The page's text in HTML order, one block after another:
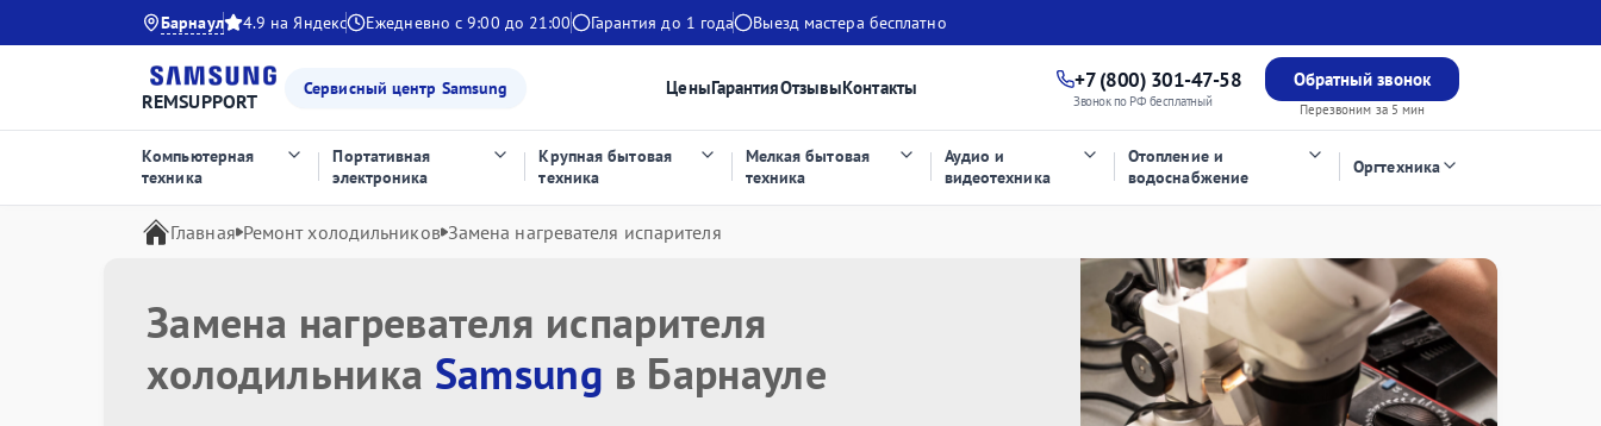
Барнаул 4.9 на Яндекс Ежедневно с 9:00 до 21:00 Гарантия до 1 года Выезд мастера бесплатно
REMSUPPORT
Сервисный центр Samsung ЦеныГарантияОтзывыКонтакты +7 (800) 301-47-58
Звонок по РФ бесплатный
Обратный звонок
Перезвоним за 5 мин
Компьютерная
техника
Портативная
электроника
Крупная бытовая
техника
Мелкая бытовая
техника
Аудио и
видеотехника
Отопление и
водоснабжение
Оргтехника
Главная Ремонт холодильников Замена нагревателя испарителя
Замена нагревателя испарителя
холодильника Samsung в Барнауле